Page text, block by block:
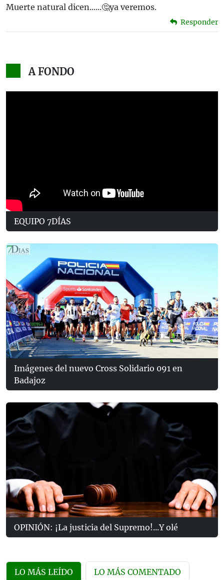
Muerte natural dicen......🤔ya veremos.
Responder
A FONDO
EQUIPO 7DÍAS
Imágenes del nuevo Cross Solidario 091 en
Badajoz
OPINIÓN: ¡La justicia del Supremo!...Y olé
LO MÁS LEÍDO LO MÁS COMENTADO